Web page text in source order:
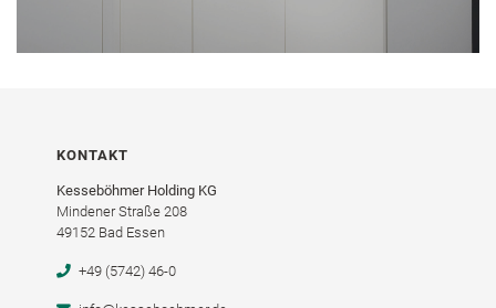
KONTAKT
Kesseböhmer Holding KG
Mindener Straße 208
49152 Bad Essen
+49 (5742) 46-0